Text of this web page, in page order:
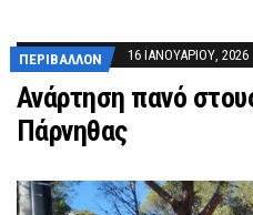
ΠΕΡΙΒΆΛΛΟΝ 16 ΙΑΝΟΥΑΡΊΟΥ, 2026
Ανάρτηση πανό
Πάρνηθας